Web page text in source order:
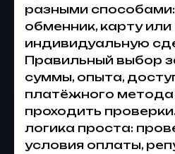
разными способами:
обменник, карту или
индивидуальную
Правильный выбор
суммы, опыта,
платёжного метода
проходить
логика проста:
условия оплаты,